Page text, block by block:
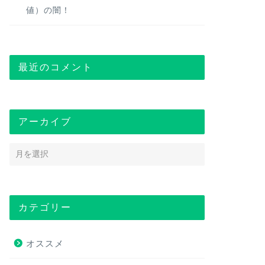
値）の闇！
最近のコメント
アーカイブ
カテゴリー
オススメ